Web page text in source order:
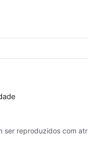
reproduzidos com